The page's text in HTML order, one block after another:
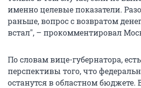
именно целевые показатели.
раньше, вопрос с возвратом
встал", – прокомментировал
По словам вице-губернатора,
перспективы того, что
останутся в областном бюджете.